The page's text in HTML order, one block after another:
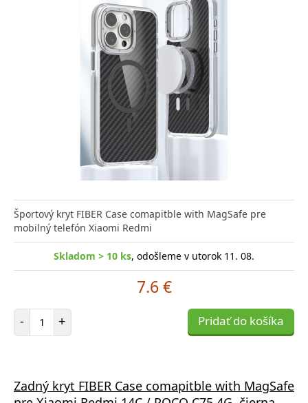
Športový kryt FIBER Case comapitble with MagSafe pre
mobilný telefón Xiaomi Redmi
Skladom > 10 ks, odošleme v utorok 11. 08.
7.6 €
- Počet položiek
+ Pridať do košíka
Zadný kryt FIBER Case comapitble with MagSafe